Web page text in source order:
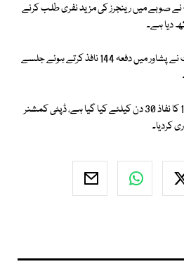
صوبے میں رینجرز کی مزید نفری طلب کرنے
دیا ہے۔
دوسری جانب خیبرپختونخوا حکومت نے پشاور میں دفعہ 144 نافذ کرتے ہوئے جلسے
ضلعی انتظامیہ کے مطابق دفعہ 144 کا نفاذ 30 دن کیلئے کیا گیا ہے، ڈپٹی کمشنر